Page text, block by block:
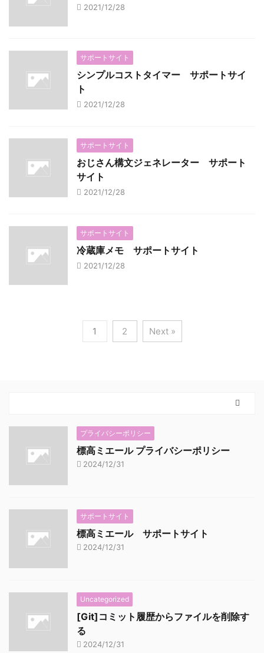
2021/12/28
サポートサイト
シンプルコストタイマー サポートサイ
ト
2021/12/28
サポートサイト
おじさん構文ジェネレーター サポート
サイト
2021/12/28
サポートサイト
冷蔵庫メモ サポートサイト
2021/12/28
1 2 Next »
プライバシーポリシー
標高ミエール プライバシーポリシー
2024/12/31
サポートサイト
標高ミエール サポートサイト
2024/12/31
Uncategorized
[Git]コミット履歴からファイルを削除す
る
2024/12/31